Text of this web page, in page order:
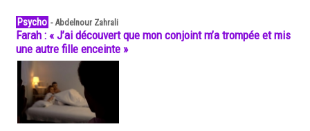
Psycho -Abdelnour Zahrali
Farah : « J’ai découvert que mon conjoint m’a trompée et mis
une autre fille enceinte »